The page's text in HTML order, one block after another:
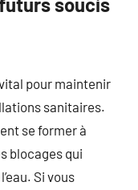
pour maintenir
sanitaires.
se former à
blocages qui
Si vous